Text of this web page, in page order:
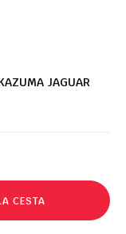
JAGUAR
CESTA